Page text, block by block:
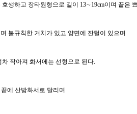
생하고 장타원형으로 길이 13∼19cm이며 끝은
불규칙한 거치가 있고 양면에 잔털이 있으며
작아져 화서에는 선형으로 된다.
에 산방화서로 달리며